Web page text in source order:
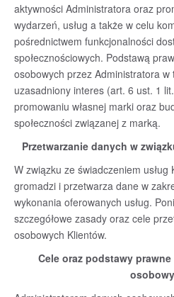
aktywności Administratora oraz
wydarzeń, usług a także w celu
pośrednictwem funkcjonalności
społecznościowych. Podstawą
osobowych przez Administratora w
uzasadniony interes (art. 6 ust. 1
promowaniu własnej marki oraz
społeczności związanej z marką.
Przetwarzanie danych w
W związku ze świadczeniem
gromadzi i przetwarza dane w
wykonania oferowanych usług.
szczegółowe zasady oraz cele
osobowych Klientów.
Cele oraz podstawy